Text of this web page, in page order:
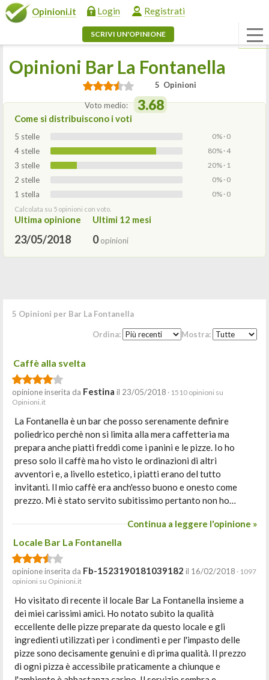
Opinioni.it Login Registrati
SCRIVI UN'OPINIONE
Opinioni Bar La Fontanella
5 Opinioni
Voto medio: 3.68
Come si distribuiscono i voti
5 stelle 0% · 0
4 stelle 80% · 4
3 stelle 20% · 1
2 stelle 0% · 0
1 stella 0% · 0
Calcolata su 5 opinioni con voto.
Ultima opinione
23/05/2018
Ultimi 12 mesi
0opinioni
5 Opinioni per Bar La Fontanella
Ordina: Mostra:
Caffè alla svelta
opinione inserita da Festina il 23/05/2018 · 1510 opinioni su
Opinioni.it
La Fontanella è un bar che posso serenamente definire
poliedrico perchè non si limita alla mera caffetteria ma
prepara anche piatti freddi come i panini e le pizze. Io ho
preso solo il caffè ma ho visto le ordinazioni di altri
avventori e, a livello estetico, i piatti erano del tutto
invitanti. Il mio caffè era anch'esso buono e onesto come
prezzo. Mi è stato servito subitissimo pertanto non ho…
Continua a leggere l'opinione »
Locale Bar La Fontanella
opinione inserita da Fb-1523190181039182 il 16/02/2018 · 1097
opinioni su Opinioni.it
Ho visitato di recente il locale Bar La Fontanella insieme a
dei miei carissimi amici. Ho notato subito la qualità
eccellente delle pizze preparate da questo locale e gli
ingredienti utilizzati per i condimenti e per l'impasto delle
pizze sono decisamente genuini e di prima qualità. Il prezzo
di ogni pizza è accessibile praticamente a chiunque e